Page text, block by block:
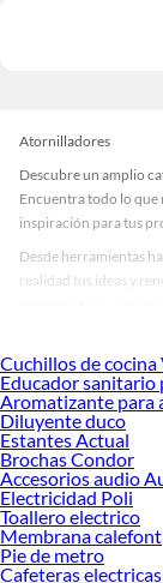
Atornilladores
Descubre un amplio
Encuentra todo lo que
inspiración para tus
Desde herramientas
realidad tus ideas y
accesorios de calidad
Desde
tus ideas realidad.
Atornilladores!
Explora la variedad
Herramientas,
renovación de
ofrecerte!
Encuentra una amplia
Cuchillos de
Educador sanitario
Aromatizante para
Diluyente duco
Estantes Actual
Brochas Condor
Accesorios audio
Electricidad Poli
Toallero electrico
Membrana calefont
Pie de metro
Cafeteras